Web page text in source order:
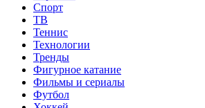
Спорт
ТВ
Теннис
Технологии
Тренды
Фигурное катание
Фильмы и сериалы
Футбол